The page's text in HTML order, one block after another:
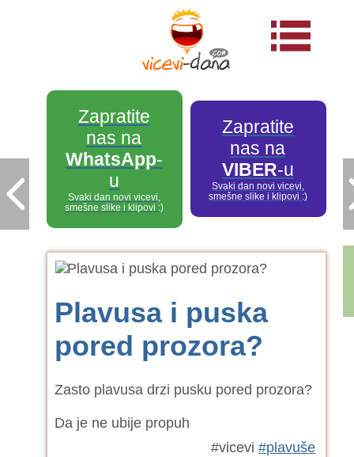
Zapratite
nas na
WhatsApp-
u
Svaki dan novi vicevi,
smešne slike i klipovi :)
Zapratite
nas na
VIBER-u
Svaki dan novi vicevi,
smešne slike i klipovi :)
Plavusa i puska
pored prozora?
Zasto plavusa drzi pusku pored prozora?
Da je ne ubije propuh
#vicevi#plavuše